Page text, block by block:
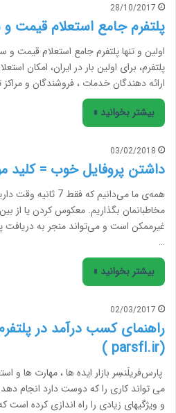
28/10/2017
پلتفرم جامع استعلام قیمت
اولین و تنها پلتفرم جامع استعلام قیمت و
پلتفرم، برای اولین بار در ایران، امکان
ارائه دهندگان خدمات ، فروشندگان و
بیشتر بخوانید »
03/02/2018
داشتن پروفایل خوب = کلید
همه‌ی ما می‌دانیم که
مخاطبانمان بگذاریم. معکوس کردن یا از بین
غیرممکن است و می‌تواند منجر به دریافت
…
بیشتر بخوانید »
02/03/2017
راهنمای کسب درآمد در
(parsfl.ir )
پارس‌فریلَنسِر بازار ایده ها ، مهارت ها
می تواند کاری را که دوست دارد انجام دهد
و ویژگیهای زیادی را راه اندازی کرده است